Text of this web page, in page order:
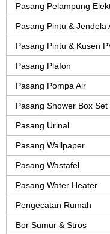
Pasang Pelampung
Pasang Pintu & Jendela
Pasang Pintu & Kusen
Pasang Plafon
Pasang Pompa Air
Pasang Shower Box Set
Pasang Urinal
Pasang Wallpaper
Pasang Wastafel
Pasang Water Heater
Pengecatan Rumah
Bor Sumur & Stros